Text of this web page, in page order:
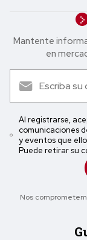
Mantente
en
Al registrarse,
comunicaciones
y eventos que
Puede retirar su
Nos